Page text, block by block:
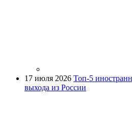
17 июля 2026 Топ-5
выхода из России